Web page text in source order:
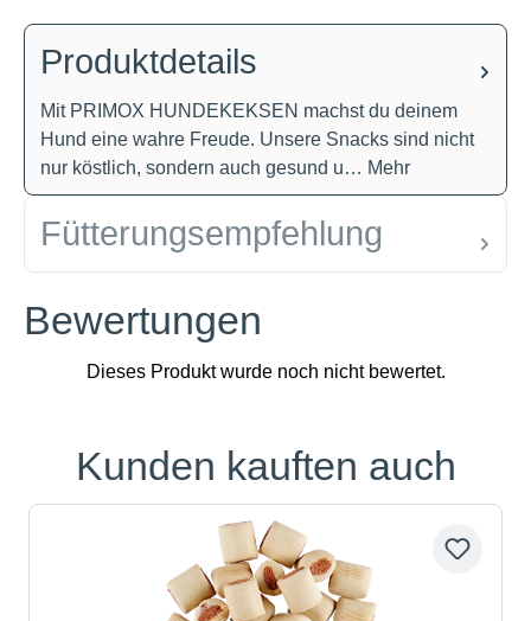
Produktdetails
Mit PRIMOX HUNDEKEKSEN machst du deinem
Hund eine wahre Freude. Unsere Snacks sind nicht
nur köstlich, sondern auch gesund u… Mehr
Fütterungsempfehlung
Bewertungen
Produktgalerie überspringen
Kunden kauften auch